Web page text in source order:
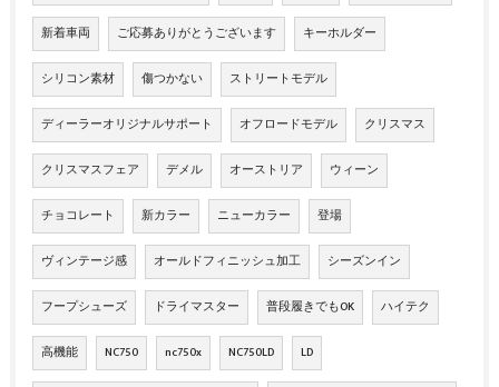
新着車両 ご応募ありがとうございます キーホルダー
シリコン素材 傷つかない ストリートモデル
ディーラーオリジナルサポート オフロードモデル クリスマス
クリスマスフェア デメル オーストリア ウィーン
チョコレート 新カラー ニューカラー 登場
ヴィンテージ感 オールドフィニッシュ加工 シーズンイン
フープシューズ ドライマスター 普段履きでもOK ハイテク
高機能 NC750 nc750x NC750LD LD